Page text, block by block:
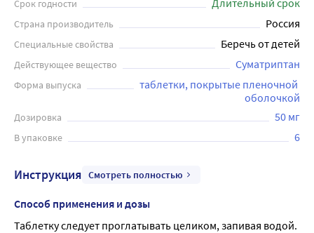
Срок годности Длительный срок
Страна производитель Россия
Специальные свойства Беречь от детей
Действующее вещество Суматриптан
Форма выпуска
таблетки, покрытые пленочной
оболочкой
Дозировка 50 мг
В упаковке 6
Инструкция Смотреть полностью
Способ применения и дозы
Таблетку следует проглатывать целиком, запивая водой.